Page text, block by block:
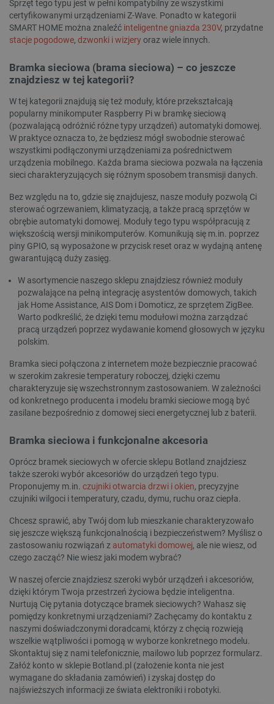
Sprzęt tego typu jest w pełni kompatybilny ze wszystkimi
certyfikowanymi urządzeniami Z-Wave. Ponadto w kategorii
SMART HOME można znaleźć inteligentne gniazda 230V, przydatne
stacje pogodowe, dzwonki i wizjeryoraz wiele innych.
Bramka sieciowa (brama sieciowa) – co jeszcze
znajdziesz w tej kategorii?
W tej kategorii znajdują się też moduły, które przekształcają
popularny minikomputer Raspberry Pi w bramkę sieciową
(pozwalającą odróżnić różne typy urządzeń) automatyki domowej.
W praktyce oznacza to, że będziesz mógł swobodnie sterować
wszystkimi podłączonymi urządzeniami za pośrednictwem
urządzenia mobilnego. Każda brama sieciowa pozwala na łączenia
sieci charakteryzujących się różnym sposobem transmisji danych.
Bez względu na to, gdzie się znajdujesz, nasze moduły pozwolą Ci
sterować ogrzewaniem, klimatyzacją, a także pracą sprzętów w
obrębie automatyki domowej. Moduły tego typu współpracują z
większością wersji minikomputerów. Komunikują się m.in. poprzez
piny GPIO, są wyposażone w przycisk reset oraz w wydajną antenę
gwarantującą duży zasięg.
W asortymencie naszego sklepu znajdziesz również moduły
pozwalające na pełną integrację asystentów domowych, takich
jak Home Assistance, AIS Dom i Domoticz, ze sprzętem ZigBee.
Warto podkreślić, że dzięki temu modułowi można zarządzać
pracą urządzeń poprzez wydawanie komend głosowych w języku
polskim.
Bramka sieci połączona z internetem może bezpiecznie pracować
w szerokim zakresie temperatury roboczej, dzięki czemu
charakteryzuje się wszechstronnym zastosowaniem. W zależności
od konkretnego producenta i modelu bramki sieciowe mogą być
zasilane bezpośrednio z domowej sieci energetycznej lub z baterii.
Bramka sieciowa i funkcjonalne akcesoria
Oprócz bramek sieciowych w ofercie sklepu Botland znajdziesz
także szeroki wybór akcesoriów do urządzeń tego typu.
Proponujemy m.in. czujniki otwarcia drzwi i okien, precyzyjne
czujniki wilgoci i temperatury, czadu, dymu, ruchu oraz ciepła.
Chcesz sprawić, aby Twój dom lub mieszkanie charakteryzowało
się jeszcze większą funkcjonalnością i bezpieczeństwem? Myślisz o
zastosowaniu rozwiązań z automatyki domowej, ale nie wiesz, od
czego zacząć? Nie wiesz jaki modem wybrać?
W naszej ofercie znajdziesz szeroki wybór urządzeń i akcesoriów,
dzięki którym Twoja przestrzeń życiowa będzie inteligentna.
Nurtują Cię pytania dotyczące bramek sieciowych? Wahasz się
pomiędzy konkretnymi urządzeniami? Zachęcamy do kontaktu z
naszymi doświadczonymi doradcami, którzy z chęcią rozwieją
wszelkie wątpliwości i pomogą w wyborze konkretnego modelu.
Skontaktuj się z nami telefonicznie, mailowo lub poprzez formularz.
Załóż konto w sklepie Botland.pl (założenie konta nie jest
wymagane do składania zamówień) i zyskaj dostęp do
najświeższych informacji ze świata elektroniki i robotyki.
__cf_bm
Cloudflare Inc.
.inpost.pl
__cf_bm
Cloudflare Inc.
.webshopapp.com
PHPSESSID
PHP.net